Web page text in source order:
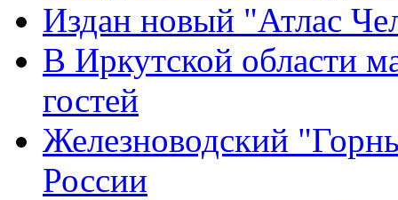
Издан новый "Атлас
В Иркутской области
гостей
Железноводский
России